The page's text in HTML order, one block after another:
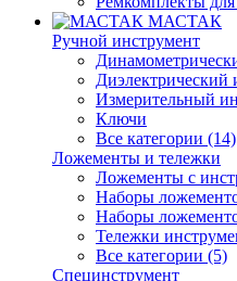
МАСТАК
Ручной инструмент
Диэлектрический
Измерительный
Ключи
Все категории (14)
Ложементы и тележки
Ложементы с
Наборы
Наборы
Тележки
Все категории (5)
Специнструмент